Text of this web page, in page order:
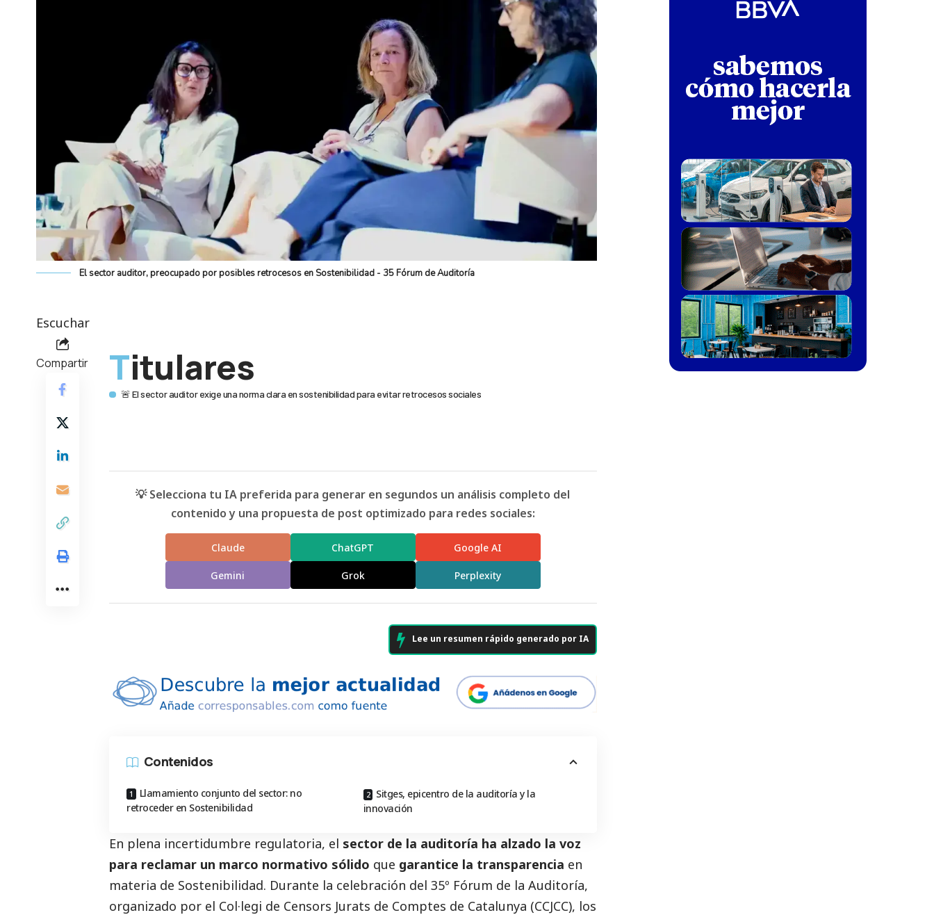
El sector auditor, preocupado por posibles retrocesos en Sostenibilidad - 35 Fórum de Auditoría
Escuchar
Compartir Titulares
🚨 El sector auditor exige una norma clara en sostenibilidad para evitar retrocesos sociales
💡 Selecciona tu IA preferida para generar en segundos un análisis completo del
contenido y una propuesta de post optimizado para redes sociales:
Claude ChatGPT Google AI
Gemini Grok Perplexity
Lee un resumen rápido generado por IA
Contenidos
Llamamiento conjunto del sector: no
retroceder en Sostenibilidad
Sitges, epicentro de la auditoría y la
innovación
En plena incertidumbre regulatoria, el sector de la auditoría ha alzado la voz
para reclamar un marco normativo sólido que garantice la transparencia en
materia de Sostenibilidad. Durante la celebración del 35º Fórum de la Auditoría,
organizado por el Col·legi de Censors Jurats de Comptes de Catalunya (CCJCC), los